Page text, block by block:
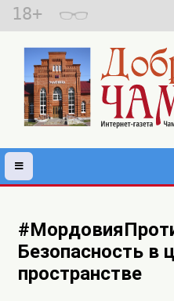
18+
Безопасность в
пространстве